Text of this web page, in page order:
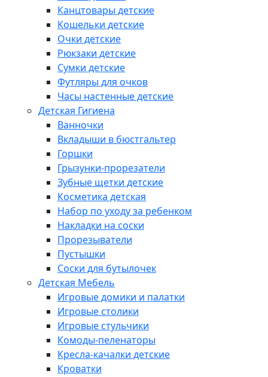
Канцтовары детские
Кошельки детские
Очки детские
Рюкзаки детские
Сумки детские
Футляры для очков
Часы настенные детские
Детская Гигиена
Ванночки
Вкладыши в бюстгальтер
Горшки
Грызунки-прорезатели
Зубные щетки детские
Косметика детская
Набор по уходу за ребенком
Накладки на соски
Прорезыватели
Пустышки
Соски для бутылочек
Детская Мебель
Игровые домики и палатки
Игровые столики
Игровые стульчики
Комоды-пеленаторы
Кресла-качалки детские
Кроватки